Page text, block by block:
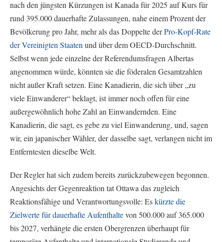
nach den jüngsten Kürzungen ist Kanada für 2025 auf Kurs für
rund 395.000 dauerhafte Zulassungen, nahe einem Prozent der
Bevölkerung pro Jahr, mehr als das Doppelte derPro-Kopf-Rate
der Vereinigten Staaten und über dem OECD-Durchschnitt.
Selbst wenn jede einzelne der Referendumsfragen Albertas
angenommen würde, könnten sie die föderalen Gesamtzahlen
nicht außer Kraft setzen. Eine Kanadierin, die sich über „zu
viele Einwanderer“ beklagt, ist immer noch offen für eine
außergewöhnlich hohe Zahl an Einwandernden. Eine
Kanadierin, die sagt, es gebe zu viel Einwanderung, und, sagen
wir, ein japanischer Wähler, der dasselbe sagt, verlangen nicht im
Entferntesten dieselbe Welt.
Der Regler hat sich zudem bereits zurückzubewegen begonnen.
Angesichts der Gegenreaktion tat Ottawa das zugleich
Reaktionsfähige und Verantwortungsvolle: Eskürzte die
Zielwerte für dauerhafte Aufenthaltevon 500.000 auf 365.000
bis 2027, verhängte die ersten Obergrenzen überhaupt für